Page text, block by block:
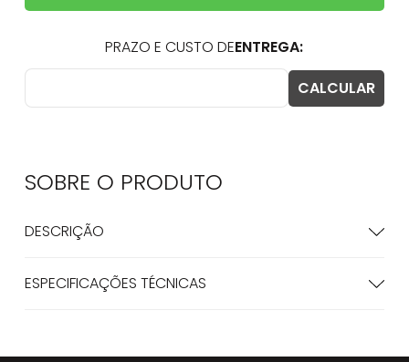
SOBRE O PRODUTO
DESCRIÇÃO
ESPECIFICAÇÕES TÉCNICAS